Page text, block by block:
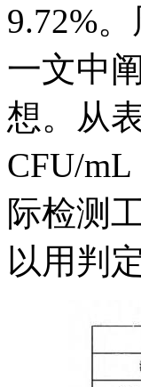
9.72%
一文中
想。从
CFU/
际检测
以用判